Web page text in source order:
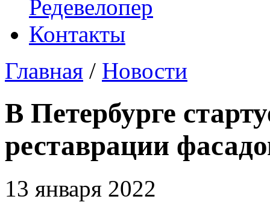
Редевелопер
Контакты
Главная / Новости
В Петербурге
реставрации
13 января 2022